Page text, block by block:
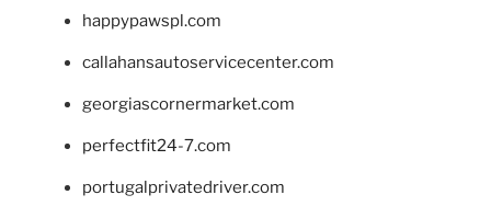
happypawspl.com
callahansautoservicecenter.com
georgiascornermarket.com
perfectfit24-7.com
portugalprivatedriver.com